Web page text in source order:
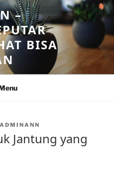
–
BISA
ADMINANN
Jantung yang